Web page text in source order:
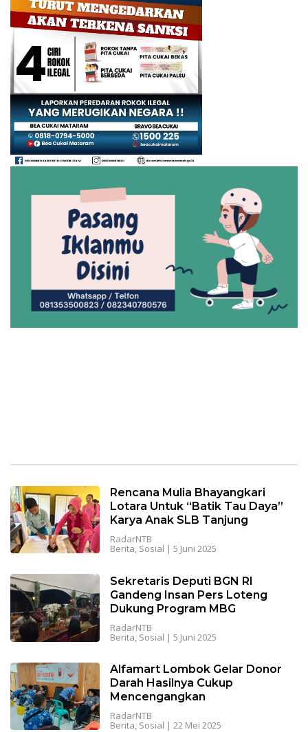
Rencana Mulia Bhayangkari
Lotara Untuk “Batik Tau Daya”
Karya Anak SLB Tanjung
RadarNTB
Berita, Sosial | 5 Juni 2025
Sekretaris Deputi BGN RI
Gandeng Insan Pers Loteng
Dukung Program MBG
RadarNTB
Berita Sosial | 5 Juni 2025
Alfamart Lombok Gelar Donor
Darah Hasilnya Cukup
Mencengangkan
RadarNTB
Berita, Sosial | 22 Mei 2025